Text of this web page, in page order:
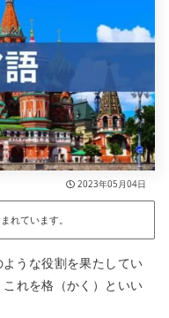
2023年05月04日
れています。
うな役割を果たしてい
れを格（かく）といい